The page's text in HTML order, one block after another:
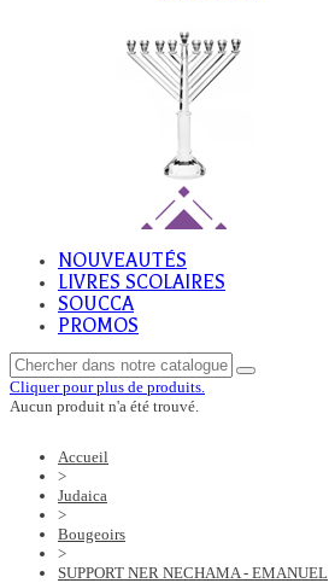
NOUVEAUTÉS
LIVRES SCOLAIRES
SOUCCA
PROMOS
Cliquer pour plus de produits.
Aucun produit n'a été trouvé.
Accueil
>
Judaica
>
Bougeoirs
>
SUPPORT NER NECHAMA - EMANUEL